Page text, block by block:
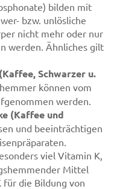
bilden mit
bzw. unlösliche
nicht mehr oder nur
werden. Ähnliches gilt
Schwarzer u.
können vom
werden.
(Kaffee und
und beeinträchtigen
viel Vitamin K,
Mittel
die Bildung von